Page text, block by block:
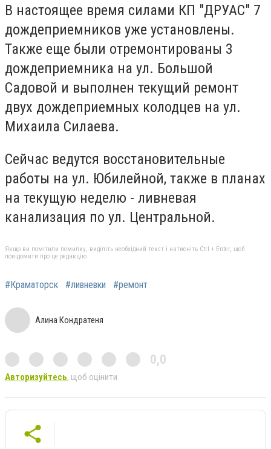
В настоящее время силами КП "ДРУАС" 7
дождеприемников уже установлены.
Также еще были отремонтированы 3
дождеприемника на ул. Большой
Садовой и выполнен текущий ремонт
двух дождеприемных колодцев на ул.
Михаила Силаева.
Сейчас ведутся восстановительные
работы на ул. Юбилейной, также в планах
на текущую неделю - ливневая
канализация по ул. Центральной.
Якщо ви помітили помилку, виділіть необхідний текст і натисніть Ctrl + Enter, щоб
повідомити про це редакцію
#Краматорск #ливневки #ремонт
Алина Кондратеня
0,0
Авторизуйтесь, щоб оцінити